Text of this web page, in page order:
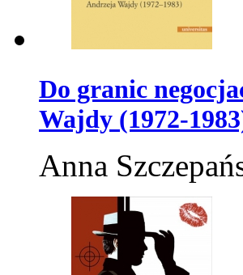
Do granic
Wajdy (1972-
Anna